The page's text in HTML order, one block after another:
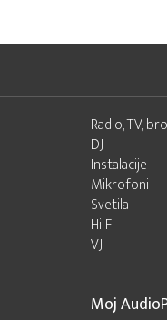
Radio, TV,
DJ
Instalacije
Mikrofoni
Svetila
Hi-Fi
VJ
Moj